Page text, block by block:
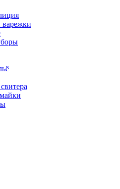
варежки